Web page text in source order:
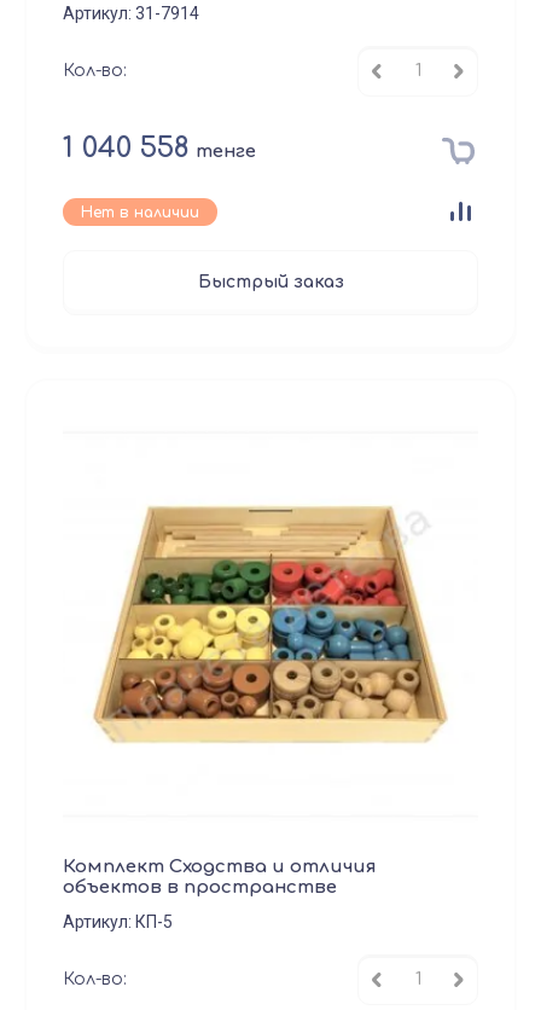
Артикул: 31-7914
Кол-во:
1 040 558 тенге
Нет в наличии
Быстрый заказ
Комплект Сходства и отличия
объектов в пространстве
Артикул: КП-5
Кол-во: